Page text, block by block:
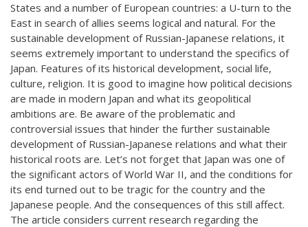
States and a number of European countries: a U-turn to the
East in search of allies seems logical and natural. For the
sustainable development of Russian-Japanese relations, it
seems extremely important to understand the specifics of
Japan. Features of its historical development, social life,
culture, religion. It is good to imagine how political decisions
are made in modern Japan and what its geopolitical
ambitions are. Be aware of the problematic and
controversial issues that hinder the further sustainable
development of Russian-Japanese relations and what their
historical roots are. Let’s not forget that Japan was one of
the significant actors of World War II, and the conditions for
its end turned out to be tragic for the country and the
Japanese people. And the consequences of this still affect.
The article considers current research regarding the